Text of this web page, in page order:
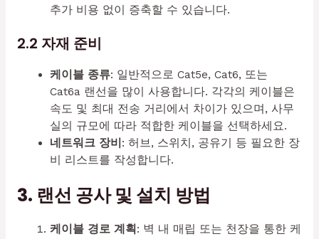
추가 비용 없이 증축할 수 있습니다.
2.2 자재 준비
케이블 종류: 일반적으로 Cat5e, Cat6, 또는
Cat6a 랜선을 많이 사용합니다. 각각의 케이블은
속도 및 최대 전송 거리에서 차이가 있으며, 사무
실의 규모에 따라 적합한 케이블을 선택하세요.
네트워크 장비 : 허브, 스위치, 공유기 등 필요한 장
비 리스트를 작성합니다.
3. 랜선 공사 및 설치 방법
케이블 경로 계획 : 벽 내 매립 또는 천장을 통한 케